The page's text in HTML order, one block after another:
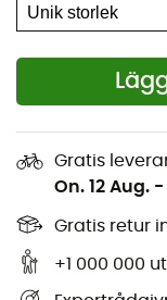
Gratis
On. 12 Aug. -
Gratis retur
+1 000 000
Oavsett om det
att förbereda och
precision
alla nödvändiga
och vägarna i
många